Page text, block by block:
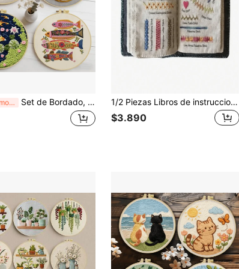
¡Últimos 3 días Set de Bordado, 20x20cm/7.9x7.9 Pulgadas, Patrón de Pez, Impresión Plana 2D Bordado DIY Hecho a Mano para Principiantes, Incluye Tela de Bordado, Manual de Instrucciones, Marco de Bordado, Aguja e Hilo, Obra de Arte Hecha a Mano como Regalo para Amigos o Familia 1/2 Piezas Libros de instrucciones de patrones de bordado, Guías de puntos de bordado DIY, Adecuado para principiantes y amantes del bordado, Herramientas y kits de bordado, Aplicable a costura, hilos de bordado, ganchillo, accesorios de manualidades, decoración del hogar, decoración de la habitación, regalos de cumpleaños, regalos de aniversario, regalos festivos, etc.
$3.890